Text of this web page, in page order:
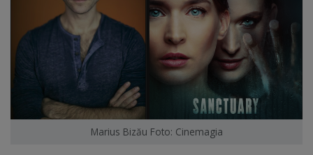
Marius Bizău Foto: Cinemagia